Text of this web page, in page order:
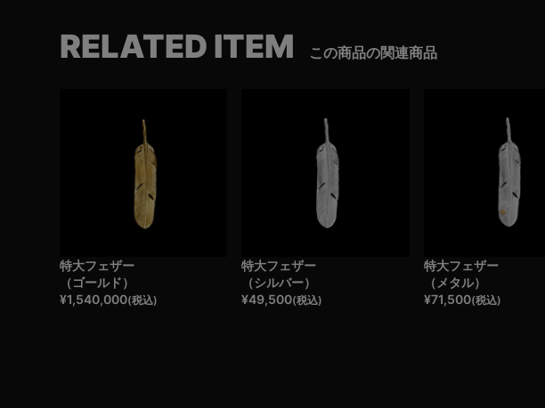
RELATED ITEM この商品の関連商品
特大フェザー
（ゴールド）
¥1,540,000(税込)
特大フェザー
（シルバー）
¥49,500(税込)
特大フェザー
（メタル）
¥71,500(税込)